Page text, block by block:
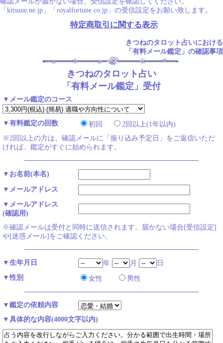
「kitsune.ne.jp」「royalfortune.co.jp」の受信設定をお願い致します。
特定商取引に関する表示
きつねのタロット占いにおける
「有料メール鑑定」の確認事項
きつねのタロット占い
「有料メール鑑定」受付
▼メール鑑定のコース
▼有料鑑定の回数 初回
2回以上(1年以内)
※2回以上の方は、確認メールに「振り込み予定日」をご返信いただ
ければ、鑑定がすぐに始められます。
▼お名前(本名)
▼メールアドレス
▼メールアドレス
(確認用)
※確認メールは受付と同時に送信されます。届かない場合[受信設定]
や[迷惑メール]をご確認ください。
▼生年月日 年 月
日
▼性別
女性 男性
▼鑑定の依頼内容
▼具体的な内容(4000文字以内)